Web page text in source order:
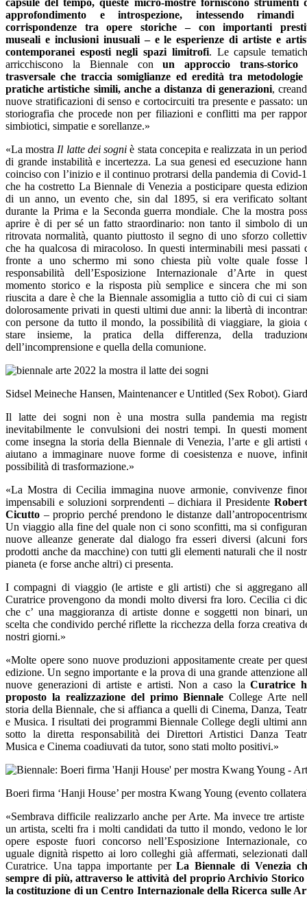
approfondimento e introspezione, intessendo rimandi
corrispondenze tra opere storiche – con importanti
museali e inclusioni inusuali – e le esperienze di artiste e
contemporanei esposti negli spazi limitrofi. Le capsule
arricchiscono la Biennale conun approccio trans-storico
trasversale che traccia somiglianze ed eredità tra metodologie
pratiche artistiche simili, anche a distanza di generazioni,
nuove stratificazioni di senso e cortocircuiti tra presente e passato:
storiografia che procede non per filiazioni e conflitti ma per
simbiotici, simpatie e sorellanze.»
«La mostra Il latte dei sogni è stata concepita e realizzata in un
di grande instabilità e incertezza. La sua genesi ed esecuzione
coinciso con l’inizio e il continuo protrarsi della pandemia di Covid-
che ha costretto La Biennale di Venezia a posticipare questa
di un anno, un evento che, sin dal 1895, si era verificato
durante la Prima e la Seconda guerra mondiale. Che la mostra
aprire è di per sé un fatto straordinario: non tanto il simbolo di
ritrovata normalità, quanto piuttosto il segno di uno sforzo
che ha qualcosa di miracoloso. In questi interminabili mesi passati
fronte a uno schermo mi sono chiesta più volte quale fosse
responsabilità dell’Esposizione Internazionale d’Arte in
momento storico e la risposta più semplice e sincera che mi
riuscita a dare è che la Biennale assomiglia a tutto ciò di cui ci
dolorosamente privati in questi ultimi due anni: la libertà di
con persone da tutto il mondo, la possibilità di viaggiare, la gioia
stare insieme, la pratica della differenza, della
dell’incomprensione e quella della comunione.
Sidsel Meineche Hansen, Maintenancer e Untitled (Sex Robot).
Il latte dei sogni non è una mostra sulla pandemia ma
inevitabilmente le convulsioni dei nostri tempi. In questi
come insegna la storia della Biennale di Venezia, l’arte e gli artisti
aiutano a immaginare nuove forme di coesistenza e nuove,
possibilità di trasformazione.»
«La Mostra di Cecilia immagina nuove armonie, convivenze
impensabili e soluzioni sorprendenti – dichiara il Presidente
Cicutto – proprio perché prendono le distanze
Un viaggio alla fine del quale non ci sono sconfitti, ma si
nuove alleanze generate dal dialogo fra esseri diversi (alcuni
prodotti anche da macchine) con tutti gli elementi naturali che il
pianeta (e forse anche altri) ci presenta.
I compagni di viaggio (le artiste e gli artisti) che si aggregano
Curatrice provengono da mondi molto diversi fra loro. Cecilia ci
che c’ una maggioranza di artiste donne e soggetti non binari,
scelta che condivido perché riflette la ricchezza della forza creativa
nostri giorni.»
«Molte opere sono nuove produzioni appositamente create per
edizione. Un segno importante e la prova di una grande attenzione
nuove generazioni di artiste e artisti. Non a caso laCuratrice
proposto la realizzazione del primo Biennale College Arte
storia della Biennale, che si affianca a quelli di Cinema, Danza,
e Musica. I risultati dei programmi Biennale College degli ultimi
sotto la diretta responsabilità dei Direttori Artistici Danza
Musica e Cinema coadiuvati da tutor, sono stati molto positivi.»
Boeri firma ‘Hanji House’ per mostra Kwang Young (evento
«Sembrava difficile realizzarlo anche per Arte. Ma invece tre artiste
un artista, scelti fra i molti candidati da tutto il mondo, vedono le
opere esposte fuori concorso nell’Esposizione Internazionale,
uguale dignità rispetto ai loro colleghi già affermati, selezionati
Curatrice. Una tappa importante perLa Biennale di Venezia
sempre di più, attraverso le attività del proprio Archivio Storico
la costituzione di un Centro Internazionale della Ricerca sulle